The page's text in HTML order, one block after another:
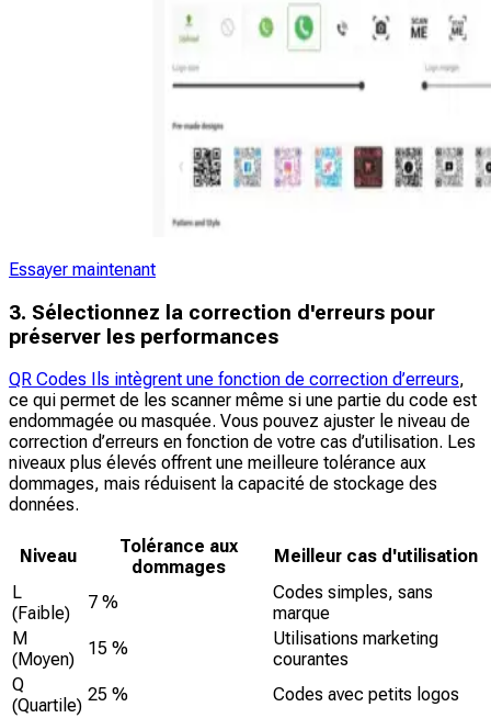
Essayer maintenant
3. Sélectionnez la correction d'erreurs pour
préserver les performances
QR Codes Ils intègrent une fonction de correction d’erreurs,
ce qui permet de les scanner même si une partie du code est
endommagée ou masquée. Vous pouvez ajuster le niveau de
correction d’erreurs en fonction de votre cas d’utilisation. Les
niveaux plus élevés offrent une meilleure tolérance aux
dommages, mais réduisent la capacité de stockage des
données.
Niveau
Tolérance aux
dommages
Meilleur cas d'utilisation
L
(Faible)
7 %
Codes simples, sans
marque
M
(Moyen)
15 %
Utilisations marketing
courantes
Q
(Quartile)
25 % Codes avec petits logos